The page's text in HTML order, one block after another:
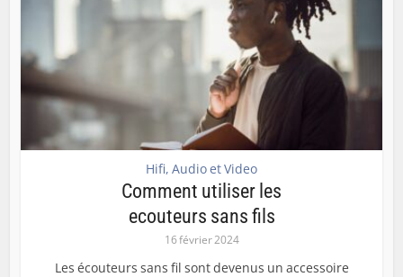
Hifi, Audio et Video
Comment utiliser les
ecouteurs sans fils
16 février 2024
Les écouteurs sans fil sont devenus un accessoire